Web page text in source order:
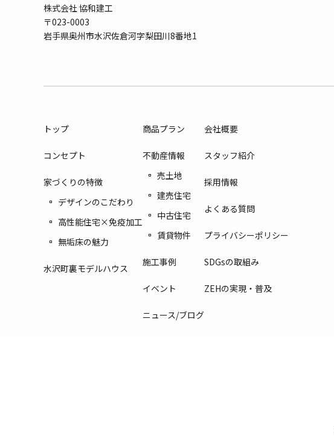
株式会社 協和建工
〒023-0003
岩手県奥州市水沢佐倉河字梨田川8番地1
トップ
コンセプト
家づくりの特徴
デザインのこだわり
高性能住宅×免疫加工
無垢床の魅力
水沢町裏モデルハウス
商品プラン
不動産情報
売土地
建売住宅
中古住宅
賃貸物件
施工事例
イベント
ニュース/ブログ
会社概要
スタッフ紹介
採用情報
よくある質問
プライバシーポリシー
SDGsの取組み
ZEHの実現・普及